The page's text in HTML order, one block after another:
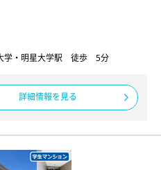
学・明星大学駅 徒歩 5分
詳細情報を見る